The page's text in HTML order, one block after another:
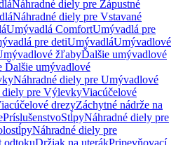
Náhradné diely pre Zápustné
Náhradné diely pre Vstavané
Umývadlá ComfortUmývadlá pre
pre detiUmývadláUmývadlové
žľabyĎalšie umývadlové
Ďalšie umývadlové
Náhradné diely pre Umývadlové
diely pre VýlevkyViacúčelové
drezyZáchytné nádrže na
PríslušenstvoStĺpyNáhradné diely pre
Náhradné diely pre
odtokuDržiak na uterákPripevňovací